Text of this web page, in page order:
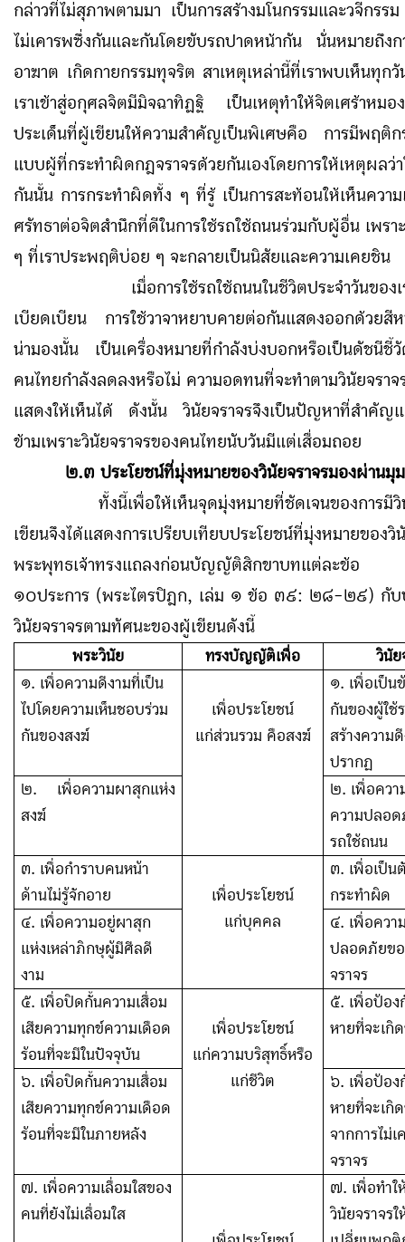
กล่าวที่ไม่สุภาพตามมา เป็นการสร้างมโนกรรมและวจีกรร
ไม่เคารพซึ่งกันและกันโดยขับรถปาดหน้ากัน นั่นหมายถึงก
อาฆาต เกิดกายกรรมทุจริต สาเหตุเหล่านี้ที่เราพบเห็นทุก
เราเข้าสู่อกุศลจิตมีมิจฉาทิฏฐิ เป็นเหตุทำให้จิตเศร้าห
ประเด็นที่ผู้เขียนให้ความสำคัญเป็นพิเศษคือ การมีพฤติก
แบบผู้ที่กระทำผิดกฎจราจรด้วยกันเองโดยการให้เหตุผล
กันนั้น การกระทำผิดทั้ง ๆ ที่รู้ เป็นการสะท้อนให้เห็นความ
ศรัทธาต่อจิตสำนึกที่ดีในการใช้รถใช้ถนนร่วมกับผู้อื่น เพรา
ๆ ที่เราประพฤติบ่อย ๆ จะกลายเป็นนิสัยและความเคยชิน
เมื่อการใช้รถใช้ถนนในชีวิตประจำวันของเรา
เบียดเบียน การใช้วาจาหยาบคายต่อกันแสดงออกด้วยสีห
น่ามองนั้น เป็นเครื่องหมายที่กำลังบ่งบอกหรือเป็นดัชนีชี้วั
คนไทยกำลังลดลงหรือไม่ ความอดทนที่จะทำตามวินัยจรา
แสดงให้เห็นได้ ดังนั้น วินัยจราจรจึงเป็นปัญหาที่สำคัญแ
ข้ามเพราะวินัยจราจรของคนไทยนับวันมีแต่เสื่อมถอย
๒.๓ ประโยชน์ที่มุ่งหมายของวินัยจราจรมองผ่านมุ
ทั้งนี้เพื่อให้เห็นจุดมุ่งหมายที่ชัดเจนของการมี
เขียนจึงได้แสดงการเปรียบเทียบประโยชน์ที่มุ่งหมายของวิ
พระพุทธเจ้าทรงแถลงก่อนบัญญัติสิกขาบทแต่ล
๑๐ประการ (พระไตรปิฎก, เล่ม ๑ ข้อ ๓๙: ๒๘-๒๙) กับป
วินัยจราจรตามทัศนะของผู้เขียนดังนี้
พระวินัย ทรงบัญญัติเพื่อ
วินัย
๑. เพื่อความดีงามที่เป็น
ไปโดยความเห็นชอบร่วม
กันของสงฆ์
เพื่อประโยชน์
แก่ส่วนรวม คือสงฆ์
๑. เพื่อเป็น
กันของผู้ใช้
สร้างความ
ปรากฏ
๒. เพื่อความผาสุกแห่ง
สงฆ์
๒. เพื่อควา
ความปลอด
รถใช้ถนน
๓. เพื่อกำราบคนหน้า
ด้านไม่รู้จักอาย
เพื่อประโยชน์
แก่บุคคล
๓. เพื่อเป็น
กระทำผิด
๔. เพื่อความอยู่ผาสุก
แห่งเหล่าภิกษุผู้มีศีลดี
งาม
๔. เพื่อควา
ปลอดภัยข
จราจร
๕. เพื่อปิดกั้นความเสื่อม
เสียความทุกข์ความเดือด
ร้อนที่จะมีในปัจจุบัน
เพื่อประโยชน์
แก่ความบริสุทธิ์หรือ
แก่ชีวิต
๕. เพื่อป้อง
หายที่จะเ
๖. เพื่อปิดกั้นความเสื่อม
เสียความทุกข์ความเดือด
ร้อนที่จะมีในภายหลัง
๖. เพื่อป้อง
หายที่จะเกิ
จากการไม่
จราจร
๗. เพื่อความเลื่อมใสของ
คนที่ยังไม่เลื่อมใส
๗. เพื่อทำใ
วินัยจราจร